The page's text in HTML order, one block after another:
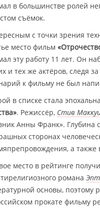
в большинстве ролей
съёмок.
с точки зрения
место фильм
эту работу 11 лет. Он
и тех же актёров, следя
к фильму не был
в списке стала
. Режиссёр, Стив
Анны Франк». Глубина
сторонах
а также
место в рейтинге
романа
основы, поэтому
прокате фильму